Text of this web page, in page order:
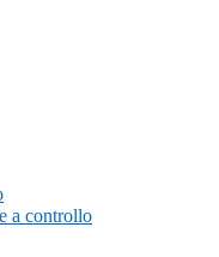
a controllo